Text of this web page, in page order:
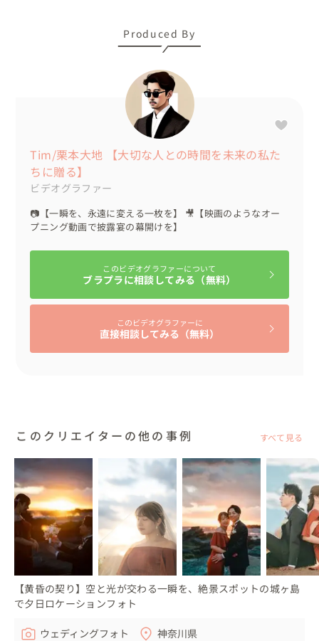
Produced By
Tim/栗本大地 【大切な人との時間を未来の私た
ちに贈る】
ビデオグラファー
📷【一瞬を、永遠に変える一枚を】 🎥【映画のようなオー
プニング動画で披露宴の幕開けを】
このビデオグラファーについて
ブラプラに相談してみる（無料）
このビデオグラファーに
直接相談してみる（無料）
このクリエイターの他の事例 すべて見る
【黄昏の契り】空と光が交わる一瞬を、絶景スポットの城ヶ島
で夕日ロケーションフォト
ウェディングフォト
神奈川県